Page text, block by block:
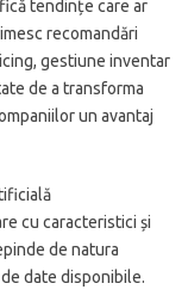
tendințe care ar
recomandări
gestiune inventar
de a transforma
un avantaj
cu caracteristici și
de natura
date disponibile.